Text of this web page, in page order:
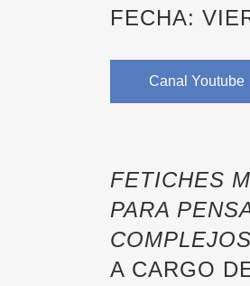
FECHA:
Canal Youtube
FETICHES
PARA
COMPLEJOS
A CARGO